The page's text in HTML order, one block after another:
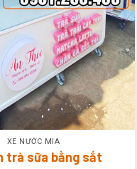
XE NƯỚC MÍA
trà sữa bằng sắt